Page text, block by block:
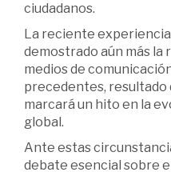
ciudadanos.
La reciente
demostrado aún más la
medios de
precedentes,
marcará un hito en la
global.
Ante estas
debate esencial sobre